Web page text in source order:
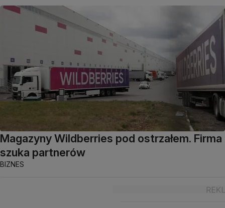
Magazyny Wildberries pod ostrzałem. Firma
szuka partnerów
BIZNES